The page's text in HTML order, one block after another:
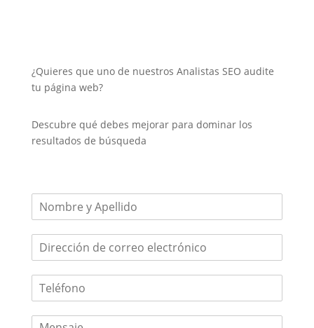
¿Quieres que uno de nuestros Analistas SEO audite
tu página web?
Descubre qué debes mejorar para dominar los
resultados de búsqueda